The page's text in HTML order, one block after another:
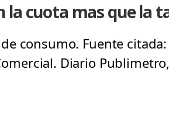
la cuota mas que la
consumo. Fuente
Diario